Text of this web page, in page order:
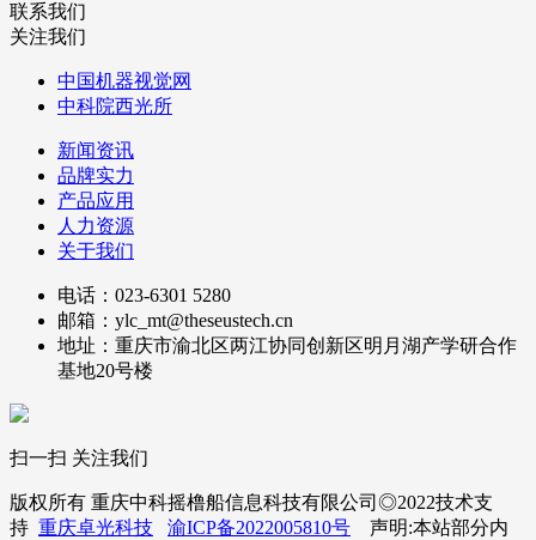
联系我们
关注我们
中国机器视觉网
中科院西光所
新闻资讯
品牌实力
产品应用
人力资源
关于我们
电话：023-6301 5280
邮箱：ylc_mt@theseustech.cn
地址：重庆市渝北区两江协同创新区明月湖产学研合作
基地20号楼
扫一扫 关注我们
版权所有 重庆中科摇橹船信息科技有限公司◎2022技术支
持 重庆卓光科技 渝ICP备2022005810号 声明:本站部分内